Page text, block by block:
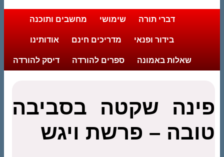
דברי תורה שימושי מחשבים ותוכנה
בידור ופנאי מדריכים חינם אודותינו
שאלות באמונה ספרים להורדה דיסק להורדה
פינה שקטה בסביבה
טובה – פרשת ויגש